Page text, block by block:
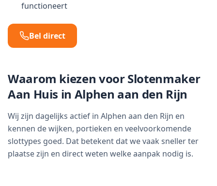
functioneert
Bel direct
Waarom kiezen voor Slotenmaker
Aan Huis in Alphen aan den Rijn
Wij zijn dagelijks actief in Alphen aan den Rijn en
kennen de wijken, portieken en veelvoorkomende
slottypes goed. Dat betekent dat we vaak sneller ter
plaatse zijn en direct weten welke aanpak nodig is.